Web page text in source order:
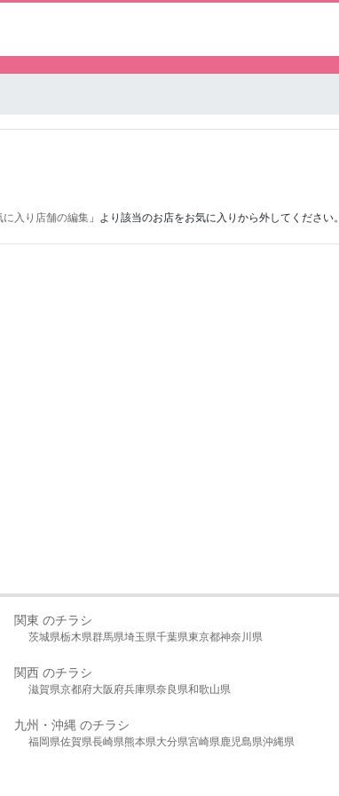
に入り店舗の編集 」より該当のお店をお気に入りから外してください。
関東 のチラシ
茨城県栃木県群馬県埼玉県千葉県東京都神奈川県
関西 のチラシ
滋賀県京都府大阪府兵庫県奈良県和歌山県
九州・沖縄 のチラシ
福岡県佐賀県長崎県熊本県大分県宮崎県 鹿児島県沖縄県